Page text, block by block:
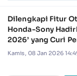
Dilengkapi Fitur
Honda-Sony
2026’ yang Curi
Kamis, 08 Jan 2026